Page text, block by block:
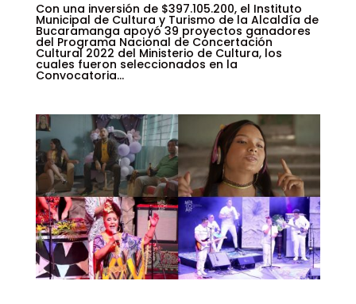
Con una inversión de $397.105.200, el Instituto
Municipal de Cultura y Turismo de la Alcaldía de
Bucaramanga apoyó 39 proyectos ganadores
del Programa Nacional de Concertación
Cultural 2022 del Ministerio de Cultura, los
cuales fueron seleccionados en la
Convocatoria...